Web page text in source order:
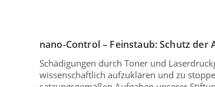
nano-Control – Feinstaub: Schutz
Schädigungen durch Toner und
wissenschaftlich aufzuklären und zu